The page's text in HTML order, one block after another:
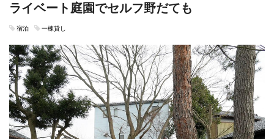
ライベート庭園でセルフ野だても
宿泊 一棟貸し